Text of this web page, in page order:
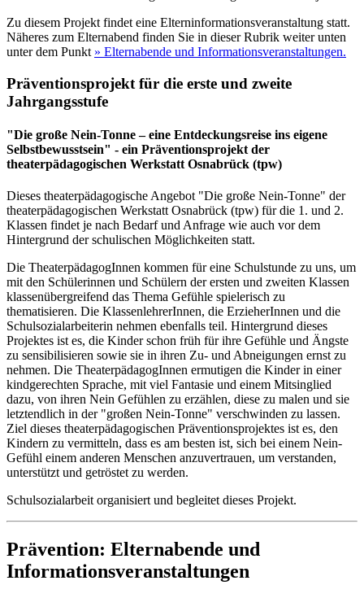
Zu diesem Projekt findet eine Elterninformationsveranstaltung statt.
Näheres zum Elternabend finden Sie in dieser Rubrik weiter unten
unter dem Punkt » Elternabende und Informationsveranstaltungen.
Präventionsprojekt für die erste und zweite
Jahrgangsstufe
"Die große Nein-Tonne – eine Entdeckungsreise ins eigene
Selbstbewusstsein" - ein Präventionsprojekt der
theaterpädagogischen Werkstatt Osnabrück (tpw)
Dieses theaterpädagogische Angebot "Die große Nein-Tonne" der
theaterpädagogischen Werkstatt Osnabrück (tpw) für die 1. und 2.
Klassen findet je nach Bedarf und Anfrage wie auch vor dem
Hintergrund der schulischen Möglichkeiten statt.
Die TheaterpädagogInnen kommen für eine Schulstunde zu uns, um
mit den Schülerinnen und Schülern der ersten und zweiten Klassen
klassenübergreifend das Thema Gefühle spielerisch zu
thematisieren. Die KlassenlehrerInnen, die ErzieherInnen und die
Schulsozialarbeiterin nehmen ebenfalls teil. Hintergrund dieses
Projektes ist es, die Kinder schon früh für ihre Gefühle und Ängste
zu sensibilisieren sowie sie in ihren Zu- und Abneigungen ernst zu
nehmen. Die TheaterpädagogInnen ermutigen die Kinder in einer
kindgerechten Sprache, mit viel Fantasie und einem Mitsinglied
dazu, von ihren Nein Gefühlen zu erzählen, diese zu malen und sie
letztendlich in der "großen Nein-Tonne" verschwinden zu lassen.
Ziel dieses theaterpädagogischen Präventionsprojektes ist es, den
Kindern zu vermitteln, dass es am besten ist, sich bei einem Nein-
Gefühl einem anderen Menschen anzuvertrauen, um verstanden,
unterstützt und getröstet zu werden.
Schulsozialarbeit organisiert und begleitet dieses Projekt.
Prävention: Elternabende und
Informationsveranstaltungen